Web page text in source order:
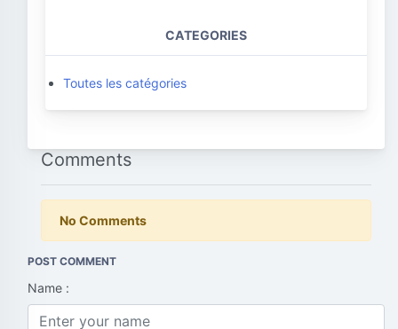
CATEGORIES
Toutes les catégories
Comments
No Comments
POST COMMENT
Name :